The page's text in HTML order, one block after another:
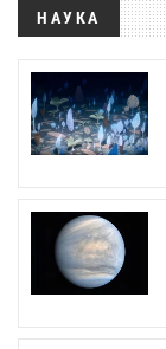
НАУКА